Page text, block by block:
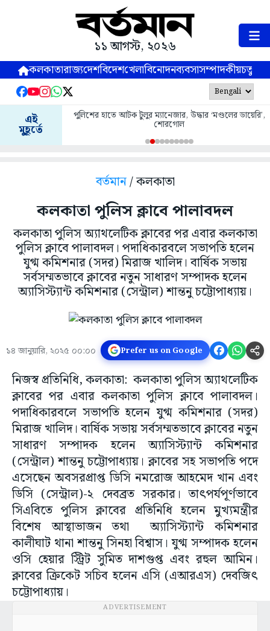
১১ আগস্ট, ২০২৬
কলকাতারাজ্যদেশবিদেশখেলাবিনোদনব্যবসাসম্পাদকীয়
এই
মুহূর্তে
পুলিশের হাতে আটক টুলুর ম্যানেজার, উদ্ধার ‘মণ্ডলের ডায়েরি’,
শোরগোল
বর্তমান/ কলকাতা
কলকাতা পুলিস ক্লাবে পালাবদল
কলকাতা পুলিস অ্যাথলেটিক ক্লাবের পর এবার কলকাতা
পুলিস ক্লাবে পালাবদল। পদাধিকারবলে সভাপতি হলেন
যুগ্ম কমিশনার (সদর) মিরাজ খালিদ। বার্ষিক সভায়
সর্বসম্মতভাবে ক্লাবের নতুন সাধারণ সম্পাদক হলেন
অ্যাসিস্ট্যান্ট কমিশনার (সেন্ট্রাল) শান্তনু চট্টোপাধ্যায়।
১৪ জানুয়ারি, ২০২৫ ০০:০০ Prefer us on Google
নিজস্ব প্রতিনিধি, কলকাতা: কলকাতা পুলিস অ্যাথলেটিক
ক্লাবের পর এবার কলকাতা পুলিস ক্লাবে পালাবদল।
পদাধিকারবলে সভাপতি হলেন যুগ্ম কমিশনার (সদর)
মিরাজ খালিদ। বার্ষিক সভায় সর্বসম্মতভাবে ক্লাবের নতুন
সাধারণ সম্পাদক হলেন অ্যাসিস্ট্যান্ট কমিশনার
(সেন্ট্রাল) শান্তনু চট্টোপাধ্যায়। ক্লাবের সহ সভাপতি পদে
এসেছেন অবসরপ্রাপ্ত ডিসি নমরোজ আহমেদ খান এবং
ডিসি (সেন্ট্রাল)-২ দেবব্রত সরকার। তাৎপর্যপূর্ণভাবে
সিএবিতে পুলিস ক্লাবের প্রতিনিধি হলেন মুখ্যমন্ত্রীর
বিশেষ আস্থাভাজন তথা অ্যাসিস্ট্যান্ট কমিশনার
কালীঘাট থানা শান্তনু সিনহা বিশ্বাস। যুগ্ম সম্পাদক হলেন
ওসি হেয়ার স্ট্রিট সুমিত দাশগুপ্ত এবং রহুল আমিন।
ক্লাবের ক্রিকেট সচিব হলেন এসি (এআরএস) দেবজিৎ
চট্টোপাধ্যায়।
ADVERTISEMENT